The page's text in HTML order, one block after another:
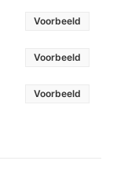
Voorbeeld
Voorbeeld
Voorbeeld